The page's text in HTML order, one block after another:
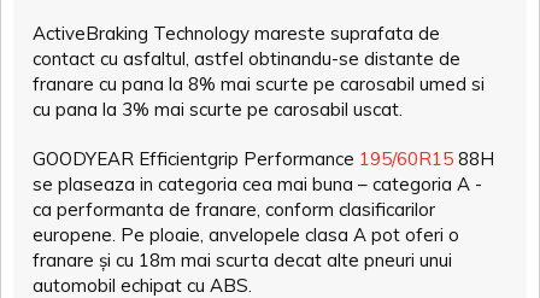
ActiveBraking Technology mareste suprafata de
contact cu asfaltul, astfel obtinandu-se distante de
franare cu pana la 8% mai scurte pe carosabil umed si
cu pana la 3% mai scurte pe carosabil uscat.
GOODYEAR Efficientgrip Performance 195/60R15 88H
se plaseaza in categoria cea mai buna – categoria A -
ca performanta de franare, conform clasificarilor
europene. Pe ploaie, anvelopele clasa A pot oferi o
franare și cu 18m mai scurta decat alte pneuri unui
automobil echipat cu ABS.